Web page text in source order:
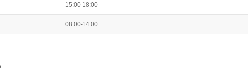
15:00-18:00
08:00-14:00